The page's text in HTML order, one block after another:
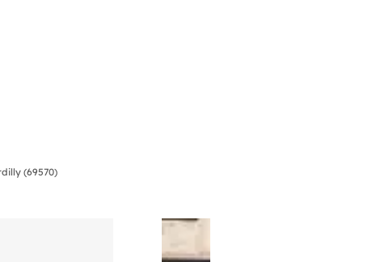
(69570)